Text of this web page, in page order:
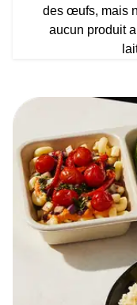
des œufs, mais
aucun produit